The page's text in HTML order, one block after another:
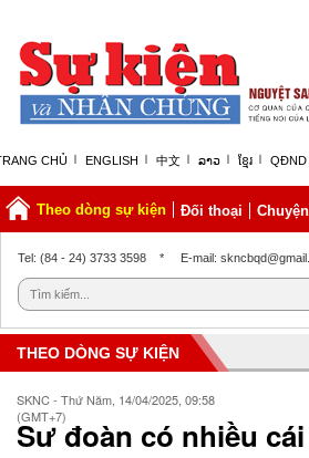
CHỦ ENGLISH 中文 ລາວ ខ្មែរ QĐND
Theo dòng sự kiện Đối thoại
Thứ năm, 06/08/2026 | 08:49 GMT+7
Tel: (84 - 24) 3733 3598 * E-mail:
THEO DÒNG SỰ KIỆN
SKNC - Thứ Năm, 14/04/2025, 09:58
(GMT+7)
Sư đoàn có nhiều